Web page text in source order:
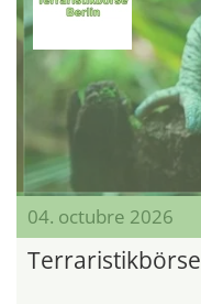
04. octubre 2026
Terraristikbörse